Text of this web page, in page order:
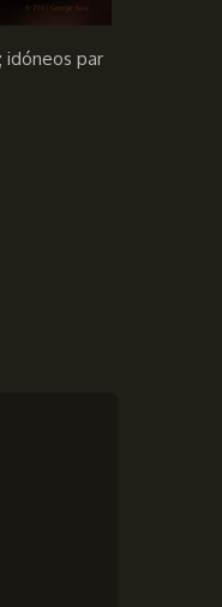
idóneos par